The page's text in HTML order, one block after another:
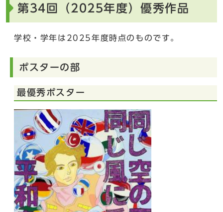
第34回（2025年度）優秀作品
学校・学年は2025年度時点のものです。
ポスターの部
最優秀ポスター